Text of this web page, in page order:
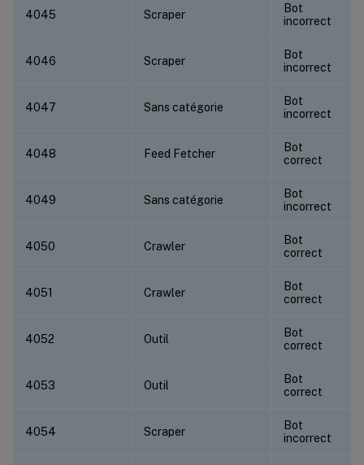
4045 Scraper
Bot
incorrect
4046 Scraper
Bot
incorrect
4047 Sans catégorie
Bot
incorrect
4048 Feed Fetcher
Bot
correct
4049 Sans catégorie
Bot
incorrect
4050 Crawler
Bot
correct
4051 Crawler
Bot
correct
4052 Outil
Bot
correct
4053 Outil
Bot
correct
4054 Scraper
Bot
incorrect